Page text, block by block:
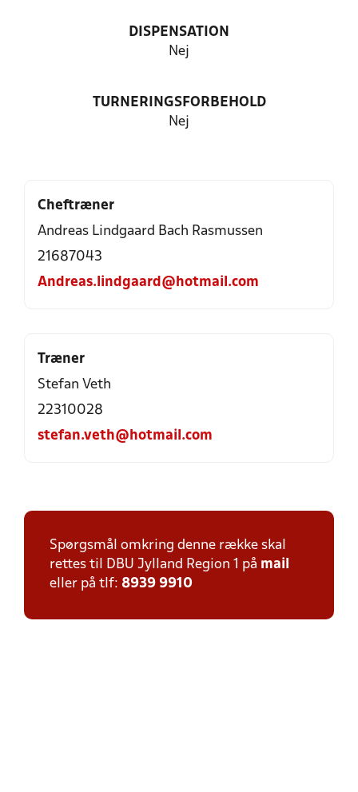
DISPENSATION
Nej
TURNERINGSFORBEHOLD
Nej
Cheftræner
Andreas Lindgaard Bach Rasmussen
21687043
Andreas.lindgaard@hotmail.com
Træner
Stefan Veth
22310028
stefan.veth@hotmail.com
Spørgsmål omkring denne række skal
rettes til DBU Jylland Region 1 på mail
eller på tlf: 8939 9910